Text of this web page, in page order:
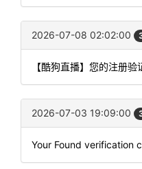
2026-07-08 02:02:00
【酷狗直播】您的注册验
2026-07-03 19:09:00
Your Found verification